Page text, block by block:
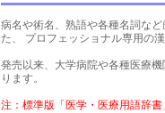
病名や術名、熟語や各種名詞な
た、 プロフェッショナル専用の
発売以来、大学病院や各種医療
ります。
注：標準版「医学・医療用語辞